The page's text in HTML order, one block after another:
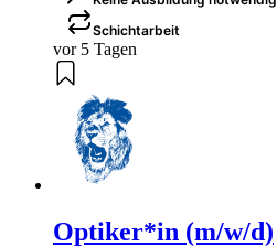
Schichtarbeit
vor 5 Tagen
Optiker*in (m/w/d)